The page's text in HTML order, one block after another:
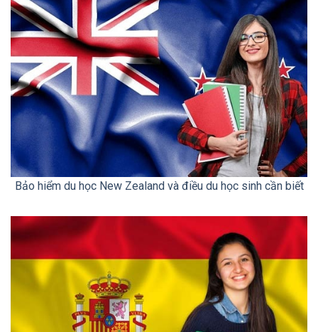
Bảo hiểm du học New Zealand và điều du học sinh cần biết